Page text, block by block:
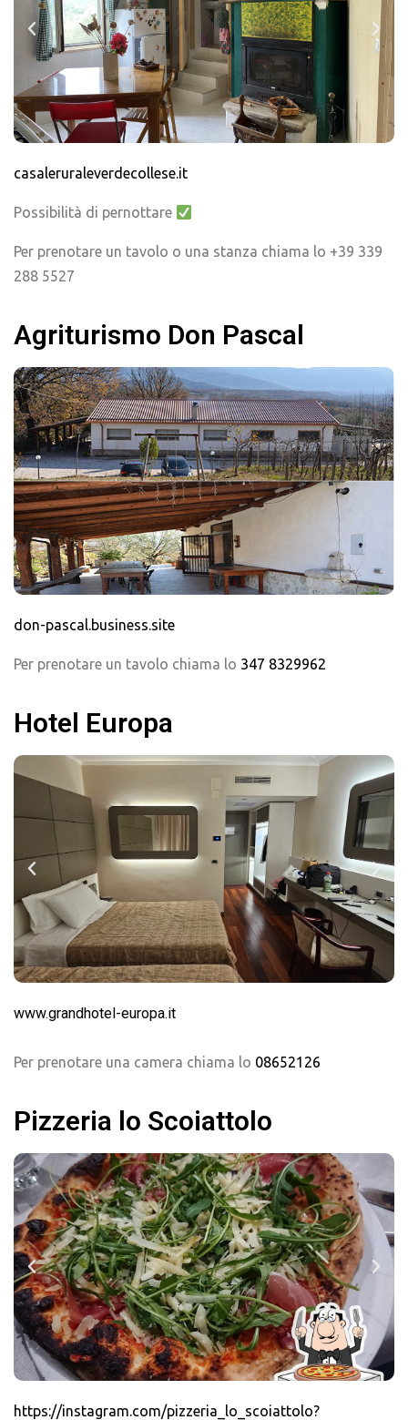
casaleruraleverdecollese.it
Possibilità di pernottare
Per prenotare un tavolo o una stanza chiama lo +39 339
288 5527
Agriturismo Don Pascal
don-pascal.business.site
Per prenotare un tavolo chiama lo 347 8329962
Hotel Europa
www.grandhotel-europa.it
Per prenotare una camera chiama lo 08652126
Pizzeria lo Scoiattolo
https://instagram.com/pizzeria_lo_scoiattolo?